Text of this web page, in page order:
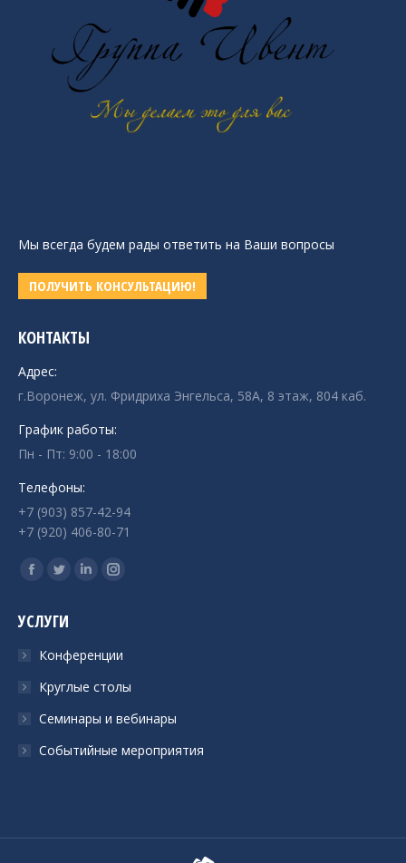
Мы всегда будем рады ответить на Ваши вопросы
ПОЛУЧИТЬ КОНСУЛЬТАЦИЮ!
КОНТАКТЫ
Адрес:
г.Воронеж, ул. Фридриха Энгельса, 58А, 8 этаж, 804 каб.
График работы:
Пн - Пт: 9:00 - 18:00
Телефоны:
+7 (903) 857-42-94
+7 (920) 406-80-71
Ищите нас:
Страница
открывается
окне
Страница
открывается
в
окне
Страница
в
окне
Страница
в
окне
УСЛУГИ
Конференции
Круглые столы
Семинары и вебинары
Событийные мероприятия